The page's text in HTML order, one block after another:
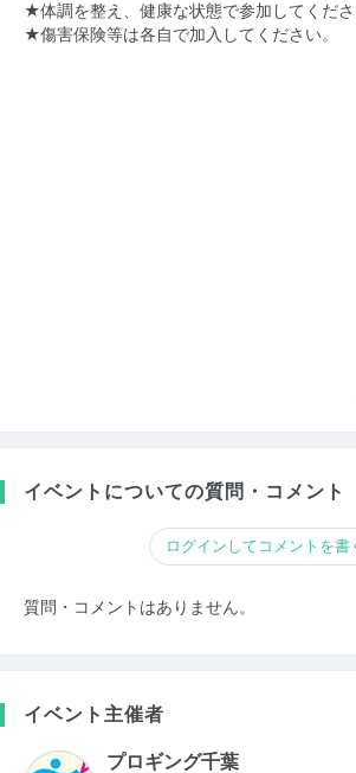
★体調を整え、健康な状態で参加してくださ
★傷害保険等は各自で加入してください。
イベントについての質問・コメント
ログインしてコメントを書
質問・コメントはありません。
イベント主催者
プロギング千葉